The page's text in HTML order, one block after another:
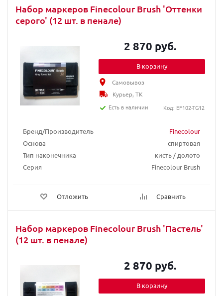
Набор маркеров Finecolour Brush 'Оттенки
серого' (12 шт. в пенале)
Бренд/Производитель
Finecolour
Основа
спиртовая
Тип наконечника
кисть / долото
Серия
Finecolour Brush
Отложить Сравнить
2 870 руб.
В корзину
Самовывоз
Курьер, ТК
Есть в наличии
Код: EF102-TG12
Набор маркеров Finecolour Brush 'Пастель'
(12 шт. в пенале)
2 870 руб.
В корзину